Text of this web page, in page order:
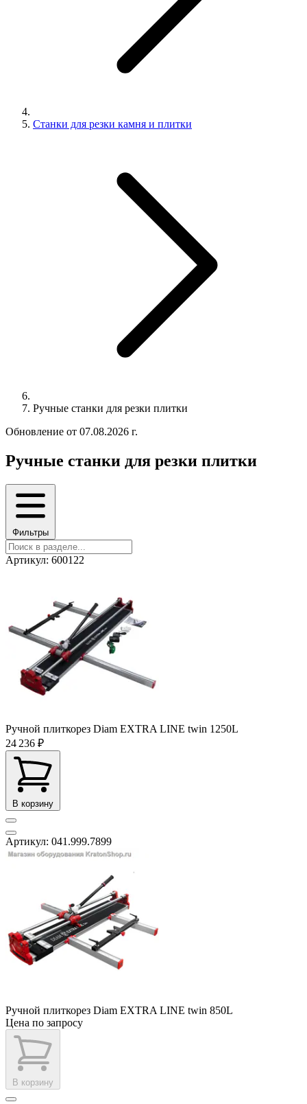
Станки для резки камня и плитки
Ручные станки для резки плитки
Обновление от 07.08.2026 г.
Ручные станки для резки плитки
Фильтры
Артикул: 600122
Ручной плиткорез Diam EXTRA LINE twin 1250L
24 236 ₽
В корзину
Артикул: 041.999.7899
Ручной плиткорез Diam EXTRA LINE twin 850L
Цена по запросу
В корзину